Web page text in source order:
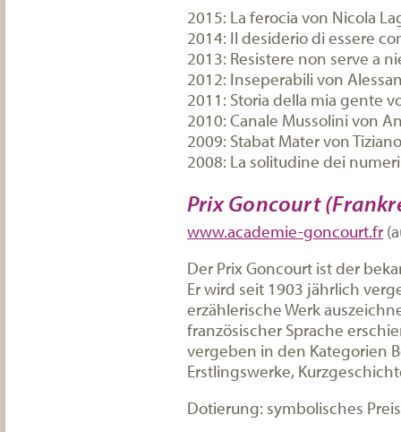
2015: La ferocia von Nicola
2014: Il desiderio di essere
2013: Resistere non serve a
2012: Inseperabili von
2011: Storia della mia gente
2010: Canale Mussolini von
2009: Stabat Mater von
2008: La solitudine dei
Prix Goncourt
www.academie-goncourt.fr
Der Prix Goncourt ist der
Er wird seit 1903 jährlich
erzählerische Werk
französischer Sprache
vergeben in den Kategorien
Erstlingswerke,
Dotierung: symbolisches